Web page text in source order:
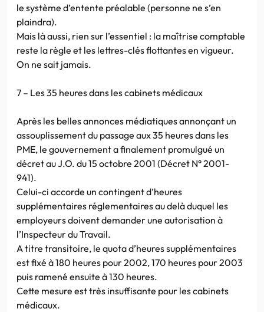
le système d’entente préalable (personne ne s’en
plaindra).
Mais là aussi, rien sur l’essentiel : la maîtrise comptable
reste la règle et les lettres-clés flottantes en vigueur.
On ne sait jamais.
7 – Les 35 heures dans les cabinets médicaux
Après les belles annonces médiatiques annonçant un
assouplissement du passage aux 35 heures dans les
PME, le gouvernement a finalement promulgué un
décret au J.O. du 15 octobre 2001 (Décret N° 2001-
941).
Celui-ci accorde un contingent d’heures
supplémentaires réglementaires au delà duquel les
employeurs doivent demander une autorisation à
l’Inspecteur du Travail.
A titre transitoire, le quota d’heures supplémentaires
est fixé à 180 heures pour 2002, 170 heures pour 2003
puis ramené ensuite à 130 heures.
Cette mesure est très insuffisante pour les cabinets
médicaux.